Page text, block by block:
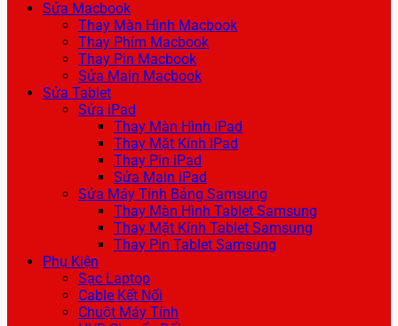
Sửa Macbook
Thay Màn Hình Macbook
Thay Phím Macbook
Thay Pin Macbook
Sửa Main Macbook
Sửa Tablet
Sửa iPad
Thay Màn Hình iPad
Thay Mặt Kính iPad
Thay Pin iPad
Sửa Main iPad
Sửa Máy Tính Bảng Samsung
Thay Màn Hình Tablet Samsung
Thay Mặt Kính Tablet Samsung
Thay Pin Tablet Samsung
Phụ Kiện
Sạc Laptop
Cable Kết Nối
Chuột Máy Tính